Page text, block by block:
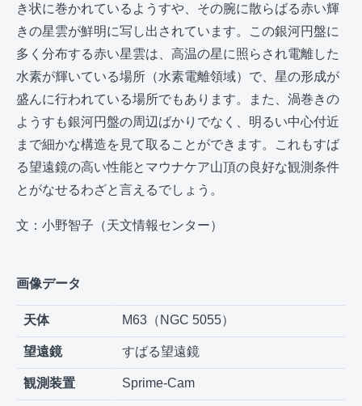
き状に巻かれているようすや、その腕に散らばる赤い輝
きの星雲が鮮明に写し出されています。この銀河円盤に
多く分布する赤い星雲は、高温の星に照らされ電離した
水素が輝いている場所（水素電離領域）で、星の形成が
盛んに行われている場所でもあります。また、渦巻きの
ようすも銀河円盤の周辺ばかりでなく、明るい中心付近
まで細かな構造を見て取ることができます。これもすば
る望遠鏡の高い性能とマウナケア山頂の良好な観測条件
とがなせるわざと言えるでしょう。
文：小野智子（天文情報センター）
画像データ
天体 M63（NGC 5055）
望遠鏡 すばる望遠鏡
観測装置 Sprime-Cam